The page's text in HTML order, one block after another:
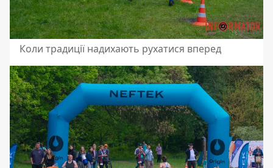
Коли традиції надихають рухатися вперед